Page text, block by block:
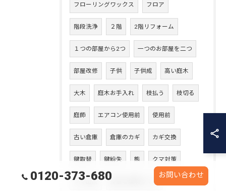
フローリングワックス フロア
階段洗浄 ２階 2階リフォーム
１つの部屋から2つ 一つのお部屋を二つ
部屋改修 子供 子供成 高い庭木
大木 庭木お手入れ 枝払う 枝切る
庭師 エアコン使用前 使用前
古い倉庫 倉庫のカギ カギ交換
鍵取替 鍵紛失 熊 クマ対策
クマ出没 安全な環境づくり
0120-373-680 お問い合わせ